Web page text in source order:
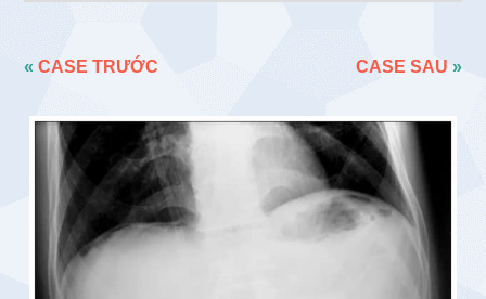
«CASE TRƯỚC CASE SAU »